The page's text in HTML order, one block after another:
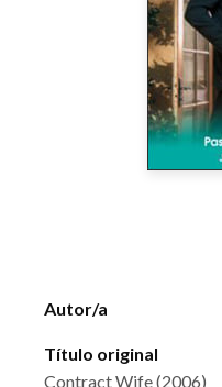
Autor/a
Título original
Contract Wife (2006)